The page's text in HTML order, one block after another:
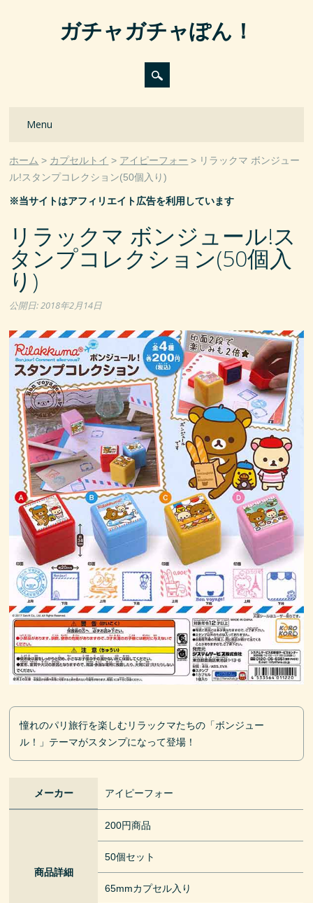
ガチャガチャぽん！
Main menu
Menu
ホーム カプセルトイ アイピーフォー
リラックマ ボンジュー
ル!スタンプコレクション(50個入り)
※当サイトはアフィリエイト広告を利用しています
リラックマ ボンジュール!ス
タンプコレクション(50個入
り)
公開日:2018年2月14日
憧れのパリ旅行を楽しむリラックマたちの「ボンジュー
ル！」テーマがスタンプになって登場！
メーカー アイピーフォー
商品詳細
200円商品
50個セット
65mmカプセル入り